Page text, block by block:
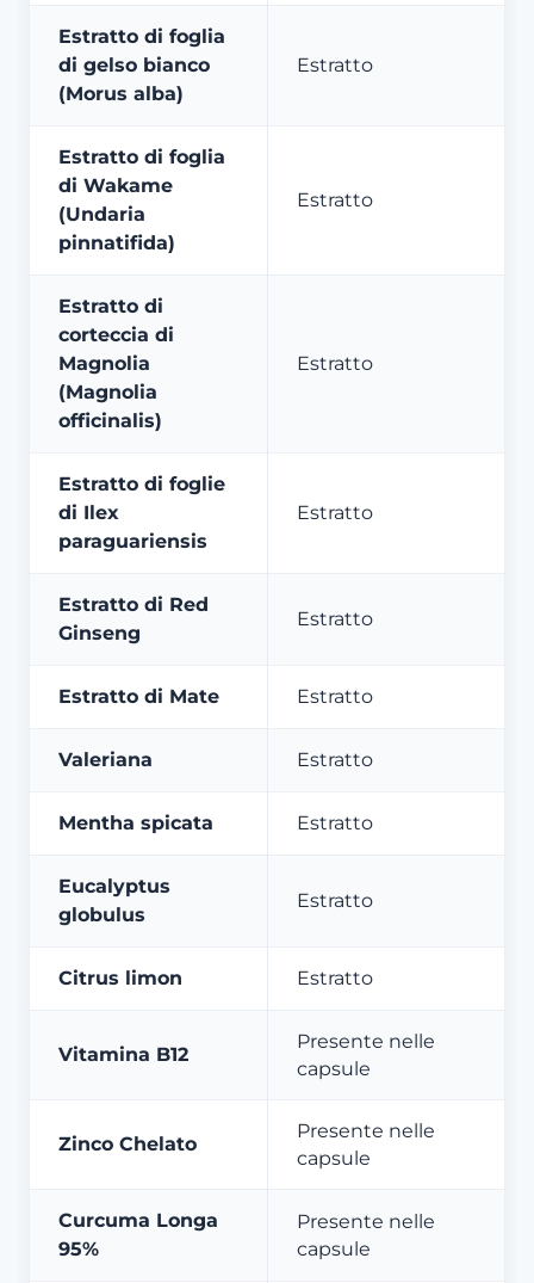
Estratto di foglia
di gelso bianco
(Morus alba)
Estratto
Estratto di foglia
di Wakame
(Undaria
pinnatifida)
Estratto
Estratto di
corteccia di
Magnolia
(Magnolia
officinalis)
Estratto
Estratto di foglie
di Ilex
paraguariensis
Estratto
Estratto di Red
Ginseng
Estratto
Estratto di Mate Estratto
Valeriana Estratto
Mentha spicata Estratto
Eucalyptus
globulus
Estratto
Citrus limon Estratto
Vitamina B12
Presente nelle
capsule
Zinco Chelato
Presente nelle
capsule
Curcuma Longa
95%
Presente nelle
capsule